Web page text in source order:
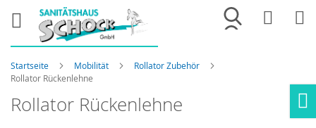
Merkliste
Startseite Mobilität
Rollator Zubehör
Rollator Rückenlehne
Rollator Rückenlehne